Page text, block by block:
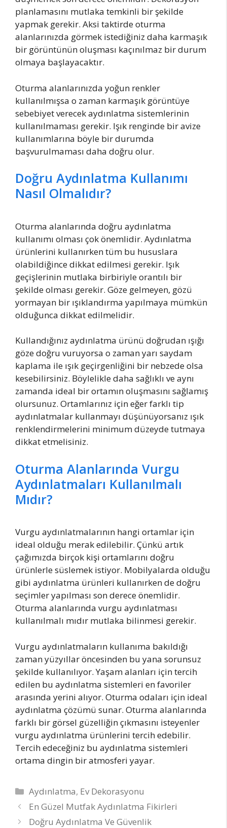
planlamasını mutlaka temkinli bir şekilde
yapmak gerekir. Aksi taktirde oturma
alanlarınızda görmek istediğiniz daha karmaşık
bir görüntünün oluşması kaçınılmaz bir durum
olmaya başlayacaktır.
Oturma alanlarınızda yoğun renkler
kullanılmışsa o zaman karmaşık görüntüye
sebebiyet verecek aydınlatma sistemlerinin
kullanılmaması gerekir. Işık renginde bir avize
kullanımlarına böyle bir durumda
başvurulmaması daha doğru olur.
Doğru Aydınlatma Kullanımı
Nasıl Olmalıdır?
Oturma alanlarında doğru aydınlatma
kullanımı olması çok önemlidir. Aydınlatma
ürünlerini kullanırken tüm bu hususlara
olabildiğince dikkat edilmesi gerekir. Işık
geçişlerinin mutlaka birbiriyle orantılı bir
şekilde olması gerekir. Göze gelmeyen, gözü
yormayan bir ışıklandırma yapılmaya mümkün
olduğunca dikkat edilmelidir.
Kullandığınız aydınlatma ürünü doğrudan ışığı
göze doğru vuruyorsa o zaman yarı saydam
kaplama ile ışık geçirgenliğini bir nebzede olsa
kesebilirsiniz. Böylelikle daha sağlıklı ve aynı
zamanda ideal bir ortamın oluşmasını sağlamış
olursunuz. Ortamlarınız için eğer farklı tip
aydınlatmalar kullanmayı düşünüyorsanız ışık
renklendirmelerini minimum düzeyde tutmaya
dikkat etmelisiniz.
Oturma Alanlarında Vurgu
Aydınlatmaları Kullanılmalı
Mıdır?
Vurgu aydınlatmalarının hangi ortamlar için
ideal olduğu merak edilebilir. Çünkü artık
çağımızda birçok kişi ortamlarını doğru
ürünlerle süslemek istiyor. Mobilyalarda olduğu
gibi aydınlatma ürünleri kullanırken de doğru
seçimler yapılması son derece önemlidir.
Oturma alanlarında vurgu aydınlatması
kullanılmalı mıdır mutlaka bilinmesi gerekir.
Vurgu aydınlatmaların kullanıma bakıldığı
zaman yüzyıllar öncesinden bu yana sorunsuz
şekilde kullanılıyor. Yaşam alanları için tercih
edilen bu aydınlatma sistemleri en favoriler
arasında yerini alıyor. Oturma odaları için ideal
aydınlatma çözümü sunar. Oturma alanlarında
farklı bir görsel güzelliğin çıkmasını isteyenler
vurgu aydınlatma ürünlerini tercih edebilir.
Tercih edeceğiniz bu aydınlatma sistemleri
ortama dingin bir atmosferi yayar.
Kategoriler
Aydınlatma, Ev Dekorasyonu
Yazı
dolaşımı
En Güzel Mutfak Aydınlatma Fikirleri
Doğru Aydınlatma Ve Güvenlik